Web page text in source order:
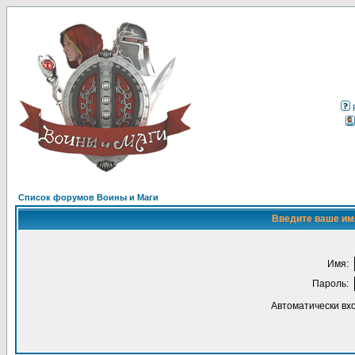
Список форумов Воины и Маги
Введите ваше
Имя:
Пароль:
Автоматически